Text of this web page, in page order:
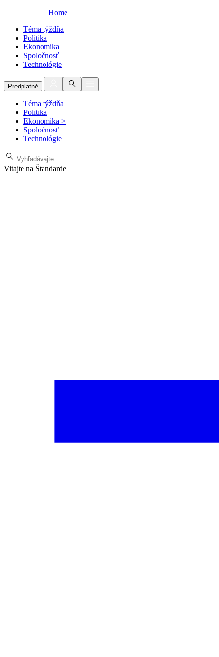
Home
Téma týždňa
Politika
Ekonomika
Spoločnosť
Technológie
Predplatné
Téma týždňa
Politika
Ekonomika >
Spoločnosť
Technológie
Vitajte na Štandarde